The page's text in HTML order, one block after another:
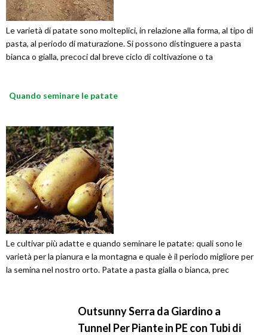
Le varietà di patate sono molteplici, in relazione alla forma, al tipo di
pasta, al periodo di maturazione. Si possono distinguere a pasta
bianca o gialla, precoci dal breve ciclo di coltivazione o ta
Quando seminare le patate
Le cultivar più adatte e quando seminare le patate: quali sono le
varietà per la pianura e la montagna e quale è il periodo migliore per
la semina nel nostro orto. Patate a pasta gialla o bianca, prec
Outsunny Serra da Giardino a
Tunnel Per Piante in PE con Tubi di